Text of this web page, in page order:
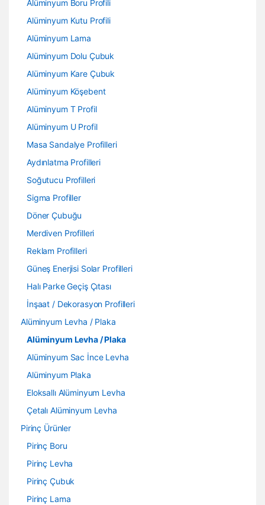
Alüminyum Boru Profili
Alüminyum Kutu Profili
Alüminyum Lama
Alüminyum Dolu Çubuk
Alüminyum Kare Çubuk
Alüminyum Köşebent
Alüminyum T Profil
Alüminyum U Profil
Masa Sandalye Profilleri
Aydınlatma Profilleri
Soğutucu Profilleri
Sigma Profiller
Döner Çubuğu
Merdiven Profilleri
Reklam Profilleri
Güneş Enerjisi Solar Profilleri
Halı Parke Geçiş Çıtası
İnşaat / Dekorasyon Profilleri
Alüminyum Levha / Plaka
Alüminyum Levha / Plaka
Alüminyum Sac İnce Levha
Alüminyum Plaka
Eloksallı Alüminyum Levha
Çetalı Alüminyum Levha
Pirinç Ürünler
Pirinç Boru
Pirinç Levha
Pirinç Çubuk
Pirinç Lama